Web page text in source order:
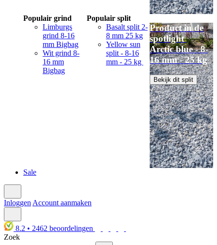
Populair grind
Limburgs
grind 8-16
mm Bigbag
Wit grind 8-
16 mm
Bigbag
Populair split
Basalt split 2-
8 mm 25 kg
Yellow sun
split - 8-16
mm - 25 kg
Product in de
spotlight
Arctic blue - 8-
16 mm - 25 kg
Bekijk dit split
Sale
InloggenAccount aanmaken
8.2 • 2462 beoordelingen
Zoek